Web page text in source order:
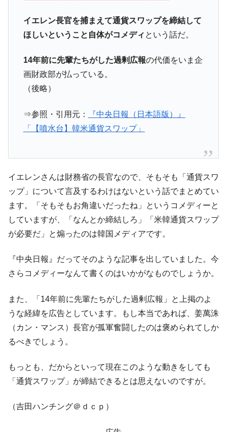
イエレン長官を捕まえて通貨スワップを締結して
ほしいということ自体がコメディ という話だ。
14年前に先輩たちがした過剰広報の代価をいま企
画財政部が払っている。
（後略）
⇒参照・引用元：
『中央日報（日本語版）』
「【噴水台】韓米通貨スワップ」
イエレンさんは財務省の長官なので、そもそも「通貨スワ
ップ」について言及するわけはないという話でまとめてい
ます。「そもそもお角違いだったね」というコメディーと
していますが、「なんとか締結しろ」「米韓通貨スワップ
が必要だ」と煽ったのは韓国メディアです。
『中央日報』だってそのような記事を出していました。今
さらコメディーなんて書くのはいかがなものでしょうか。
また、「14年前に先輩たちがした過剰広報」と上掲のよ
うな経緯を広告としています。もし本当であれば、姜萬洙
（カン・マンス）長官が孤軍奮闘したのは褒められてしか
るべきでしょう。
もっとも、だからといって現在このような動きをしても
「通貨スワップ」が締結できるとは思えないのですが。
（吉田ハンチング＠ｄｃｐ）